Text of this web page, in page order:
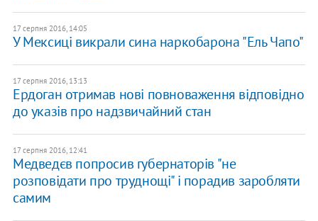
17 серпня 2016, 14:05
У Мексиці викрали сина наркобарона "Ель Чапо"
17 серпня 2016, 13:13
Ердоган отримав нові повноваження відповідно
до указів про надзвичайний стан
17 серпня 2016, 12:41
Медведєв попросив губернаторів "не
розповідати про труднощі" і порадив заробляти
самим